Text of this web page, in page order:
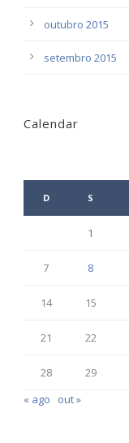
outubro 2015
setembro 2015
Calendar
D S
1
7 8
14 15
21 22
28 29
« ago
out »